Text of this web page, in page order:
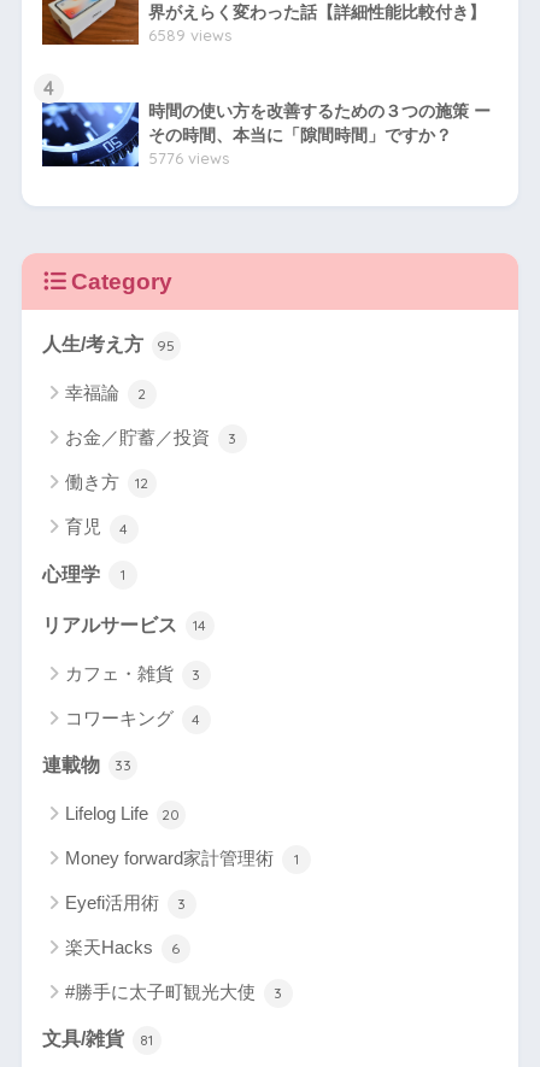
界がえらく変わった話【詳細性能比較付き】
6589 views
4
時間の使い方を改善するための３つの施策 ー
その時間、本当に「隙間時間」ですか？
5776 views
Category
人生/考え方 95
幸福論 2
お金／貯蓄／投資 3
働き方 12
育児 4
心理学 1
リアルサービス 14
カフェ・雑貨 3
コワーキング 4
連載物 33
Lifelog Life 20
Money forward家計管理術 1
Eyefi活用術 3
楽天Hacks 6
#勝手に太子町観光大使 3
文具/雑貨 81